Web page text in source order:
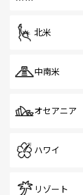
北米
中南米
オセアニア
ハワイ
リゾート